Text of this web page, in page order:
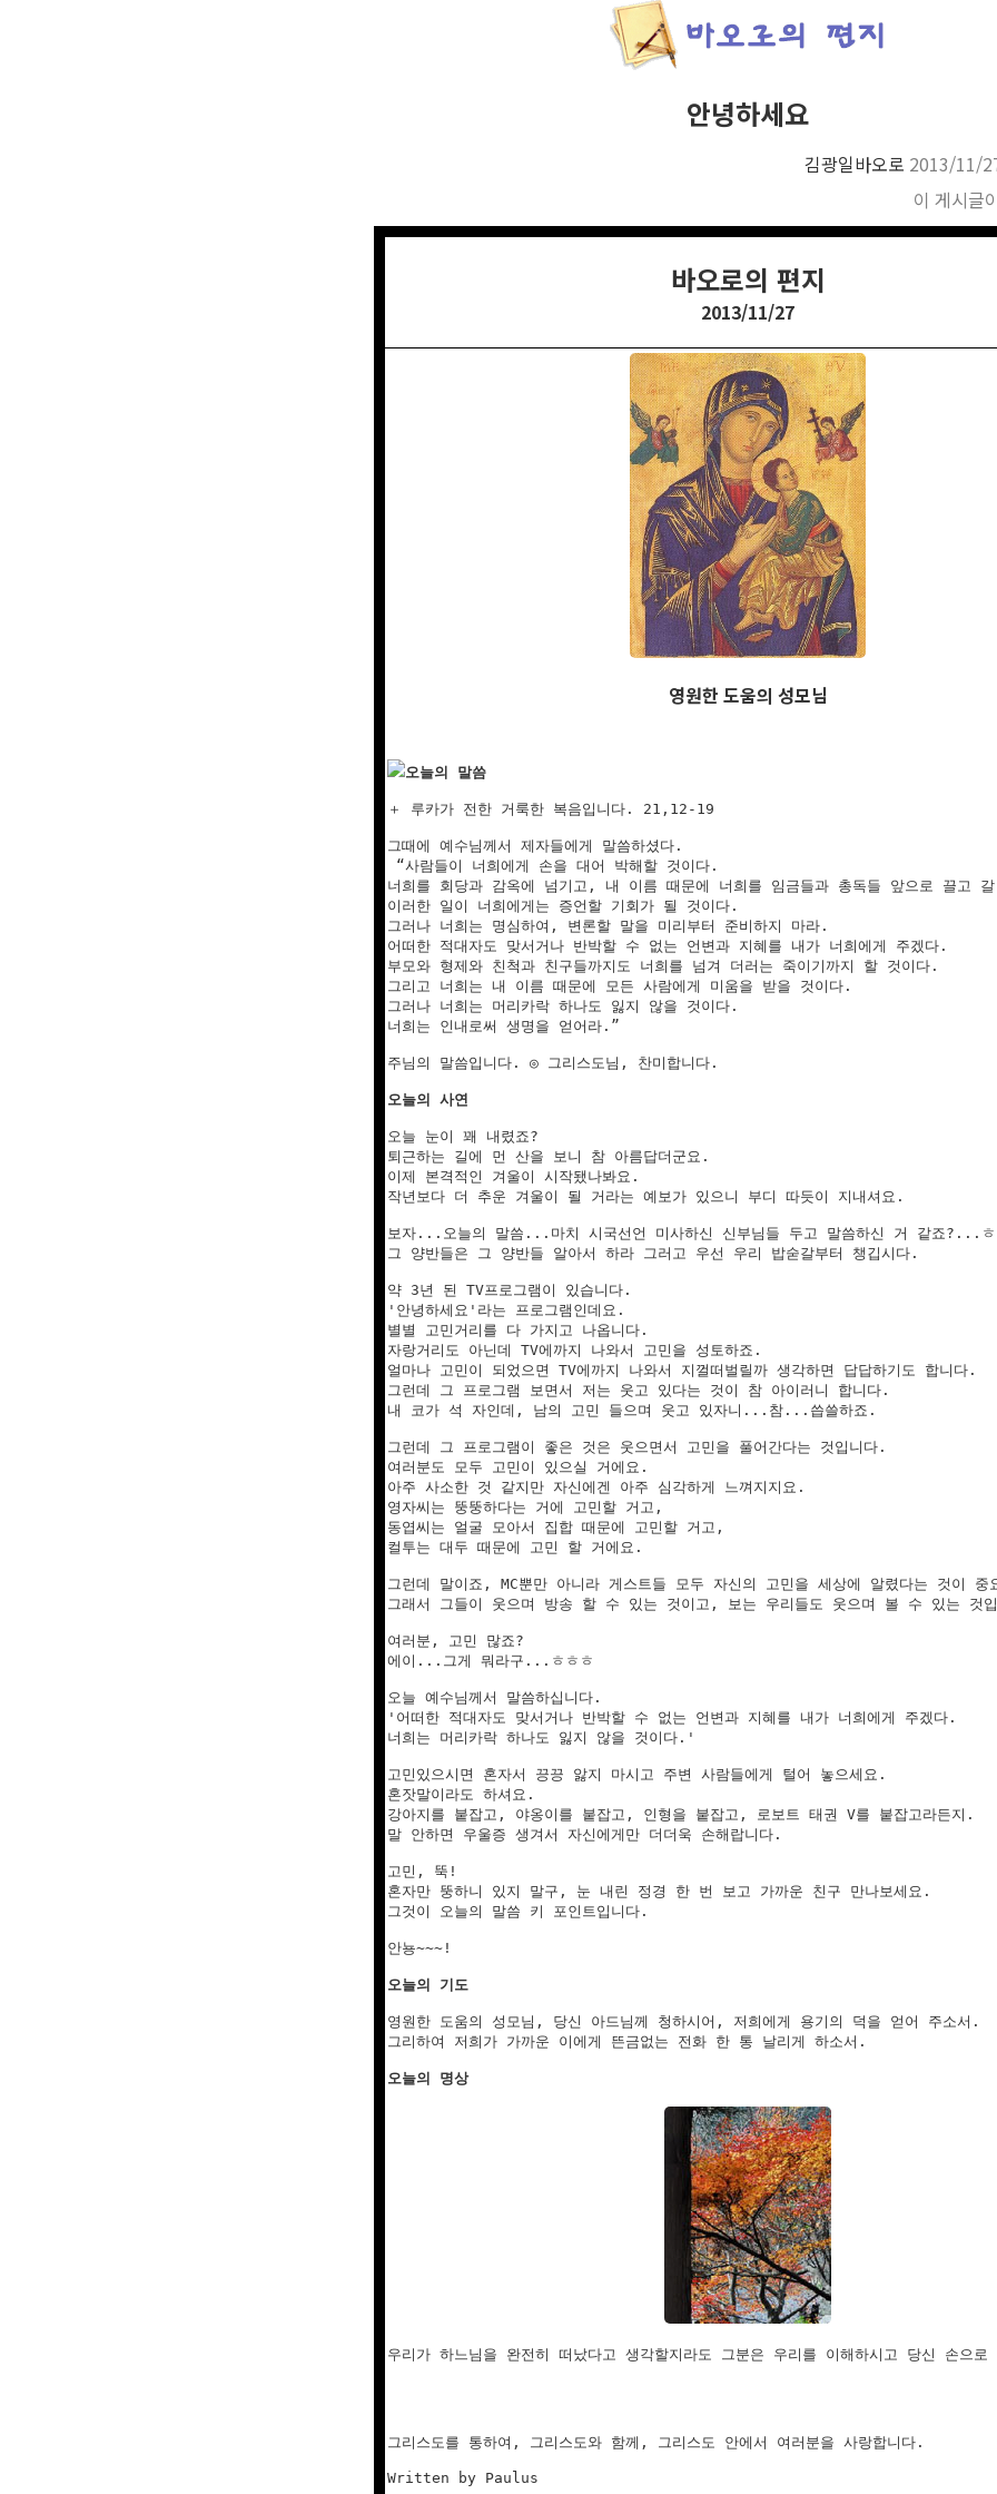
안녕하세요
김광일바오로 2013/11/
이 게시글
바오로의 편지
2013/11/27
영원한 도움의 성모님
오늘의 말씀
＋ 루카가 전한 거룩한 복음입니다. 21,12-19
그때에 예수님께서 제자들에게 말씀하셨다.
“사람들이 너희에게 손을 대어 박해할 것이다.
너희를 회당과 감옥에 넘기고, 내 이름 때문에 너희를 임금들과 총독들 앞으로 끌고
이러한 일이 너희에게는 증언할 기회가 될 것이다.
그러나 너희는 명심하여, 변론할 말을 미리부터 준비하지 마라.
어떠한 적대자도 맞서거나 반박할 수 없는 언변과 지혜를 내가 너희에게 주겠다.
부모와 형제와 친척과 친구들까지도 너희를 넘겨 더러는 죽이기까지 할 것이다.
그리고 너희는 내 이름 때문에 모든 사람에게 미움을 받을 것이다.
그러나 너희는 머리카락 하나도 잃지 않을 것이다.
너희는 인내로써 생명을 얻어라.”
주님의 말씀입니다. ◎ 그리스도님, 찬미합니다.
오늘의 사연
오늘 눈이 꽤 내렸죠?
퇴근하는 길에 먼 산을 보니 참 아름답더군요.
이제 본격적인 겨울이 시작됐나봐요.
작년보다 더 추운 겨울이 될 거라는 예보가 있으니 부디 따듯이 지내셔요.
보자...오늘의 말씀...마치 시국선언 미사하신 신부님들 두고 말씀하신 거 같죠?...ㅎ
그 양반들은 그 양반들 알아서 하라 그러고 우선 우리 밥숟갈부터 챙깁시다.
약 3년 된 TV프로그램이 있습니다.
'안녕하세요'라는 프로그램인데요.
별별 고민거리를 다 가지고 나옵니다.
자랑거리도 아닌데 TV에까지 나와서 고민을 성토하죠.
얼마나 고민이 되었으면 TV에까지 나와서 지껄떠벌릴까 생각하면 답답하기도 합니다.
그런데 그 프로그램 보면서 저는 웃고 있다는 것이 참 아이러니 합니다.
내 코가 석 자인데, 남의 고민 들으며 웃고 있자니...참...씁쓸하죠.
그런데 그 프로그램이 좋은 것은 웃으면서 고민을 풀어간다는 것입니다.
여러분도 모두 고민이 있으실 거에요.
아주 사소한 것 같지만 자신에겐 아주 심각하게 느껴지지요.
영자씨는 뚱뚱하다는 거에 고민할 거고,
동엽씨는 얼굴 모아서 집합 때문에 고민할 거고,
컬투는 대두 때문에 고민 할 거에요.
그런데 말이죠, MC뿐만 아니라 게스트들 모두 자신의 고민을 세상에 알렸다는 것이 중
그래서 그들이 웃으며 방송 할 수 있는 것이고, 보는 우리들도 웃으며 볼 수 있는 것
여러분, 고민 많죠?
에이...그게 뭐라구...ㅎㅎㅎ
오늘 예수님께서 말씀하십니다.
'어떠한 적대자도 맞서거나 반박할 수 없는 언변과 지혜를 내가 너희에게 주겠다.
너희는 머리카락 하나도 잃지 않을 것이다.'
고민있으시면 혼자서 끙끙 앓지 마시고 주변 사람들에게 털어 놓으세요.
혼잣말이라도 하셔요.
강아지를 붙잡고, 야옹이를 붙잡고, 인형을 붙잡고, 로보트 태권 V를 붙잡고라든지.
말 안하면 우울증 생겨서 자신에게만 더더욱 손해랍니다.
고민, 뚝!
혼자만 뚱하니 있지 말구, 눈 내린 정경 한 번 보고 가까운 친구 만나보세요.
그것이 오늘의 말씀 키 포인트입니다.
안뇽~~~!
오늘의 기도
영원한 도움의 성모님, 당신 아드님께 청하시어, 저희에게 용기의 덕을 얻어 주소서.
그리하여 저희가 가까운 이에게 뜬금없는 전화 한 통 날리게 하소서.
오늘의 명상
우리가 하느님을 완전히 떠났다고 생각할지라도 그분은 우리를 이해하시고 당신 손으로
그리스도를 통하여, 그리스도와 함께, 그리스도 안에서 여러분을 사랑합니다.